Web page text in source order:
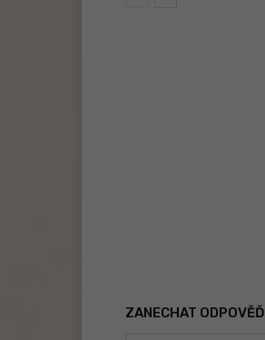
ZANECHAT ODPOVĚĎ